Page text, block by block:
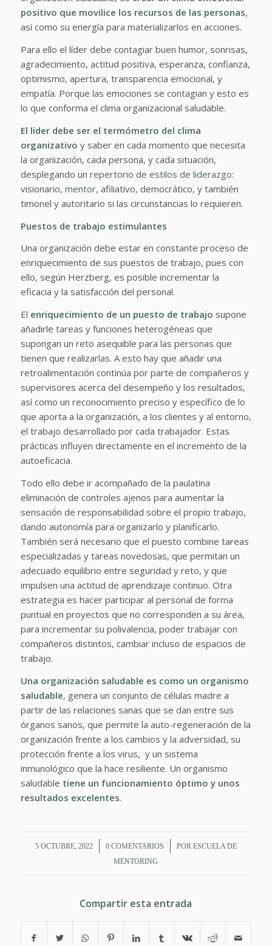
positivo que movilice los recursos de las personas,
así como su energía para materializarlos en acciones.
Para ello el líder debe contagiar buen humor, sonrisas,
agradecimiento, actitud positiva, esperanza, confianza,
optimismo, apertura, transparencia emocional, y
empatía. Porque las emociones se contagian y esto es
lo que conforma el clima organizacional saludable.
El lider debe ser el termómetro del clima
organizativo y saber en cada momento que necesita
la organización, cada persona, y cada situación,
desplegando un repertorio de estilos de liderazgo:
visionario, mentor, afiliativo, democrático, y también
timonel y autoritario si las circunstancias lo requieren.
Puestos de trabajo estimulantes
Una organización debe estar en constante proceso de
enriquecimiento de sus puestos de trabajo, pues con
ello, según Herzberg, es posible incrementar la
eficacia y la satisfacción del personal.
El enriquecimiento de un puesto de trabajo supone
añadirle tareas y funciones heterogéneas que
supongan un reto asequible para las personas que
tienen que realizarlas. A esto hay que añadir una
retroalimentación continúa por parte de compañeros y
supervisores acerca del desempeño y los resultados,
así como un reconocimiento preciso y específico de lo
que aporta a la organización, a los clientes y al entorno,
el trabajo desarrollado por cada trabajador. Estas
prácticas influyen directamente en el incremento de la
autoeficacia.
Todo ello debe ir acompañado de la paulatina
eliminación de controles ajenos para aumentar la
sensación de responsabilidad sobre el propio trabajo,
dando autonomía para organizarlo y planificarlo.
También será necesario que el puesto combine tareas
especializadas y tareas novedosas, que permitan un
adecuado equilibrio entre seguridad y reto, y que
impulsen una actitud de aprendizaje continuo. Otra
estrategia es hacer participar al personal de forma
puntual en proyectos que no corresponden a su área,
para incrementar su polivalencia, poder trabajar con
compañeros distintos, cambiar incluso de espacios de
trabajo.
Una organización saludable es como un organismo
saludable, genera un conjunto de células madre a
partir de las relaciones sanas que se dan entre sus
órganos sanos, que permite la auto-regeneración de la
organización frente a los cambios y la adversidad, su
protección frente a los virus, y un sistema
inmunológico que la hace resiliente. Un organismo
saludable tiene un funcionamiento óptimo y unos
resultados excelentes.
5 OCTUBRE, 2022
/ 0 COMENTARIOS
/ POR ESCUELA DE
MENTORING
Compartir esta entrada